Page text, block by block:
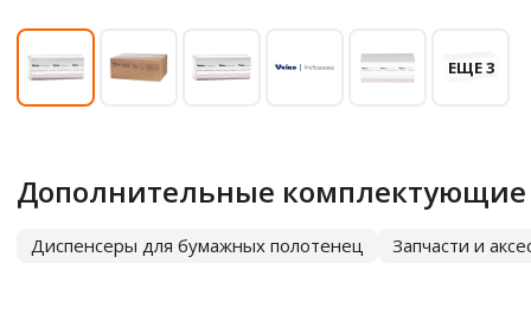
ЕЩЕ 3
Дополнительные комплектующие
Диспенсеры для бумажных полотенец Запчасти и